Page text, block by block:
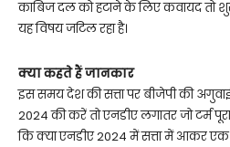
काबिज दल को हटाने के लिए कवायद तो
यह विषय जटिल रहा है।
क्या कहते हैं जानकार
इस समय देश की सत्ता पर बीजेपी की
2024 की करें तो एनडीए लगातर जो टर्म
कि क्या एनडीए 2024 में सत्ता में आकर